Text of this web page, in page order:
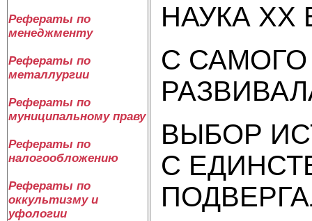
Рефераты по
менеджменту
Рефераты по
металлургии
Рефераты по
муниципальному праву
Рефераты по
налогообложению
Рефераты по
оккультизму и
уфологии
НАУКА
С
ВЫБОР
С